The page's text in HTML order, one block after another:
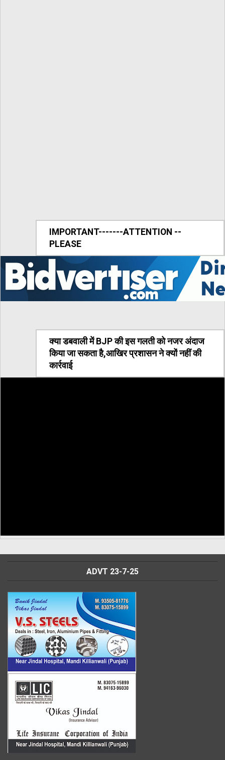
IMPORTANT-------ATTENTION --
PLEASE
क्या डबवाली में BJP की इस गलती को नजर अंदाज
किया जा सकता है,आखिर प्रशासन ने क्यों नहीं की
कार्रवाई
ADVT 23-7-25